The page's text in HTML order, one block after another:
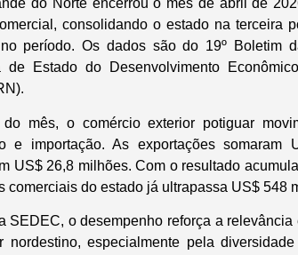
do Norte encerrou o mês de abril de
consolidando o estado na terceira
no período. Os dados são do 19º Boletim
de Estado do Desenvolvimento
mês, o comércio exterior potiguar
e importação. As exportações somaram
US$ 26,8 milhões. Com o resultado
comerciais do estado já ultrapassa US$ 548
SEDEC, o desempenho reforça a
nordestino, especialmente pela